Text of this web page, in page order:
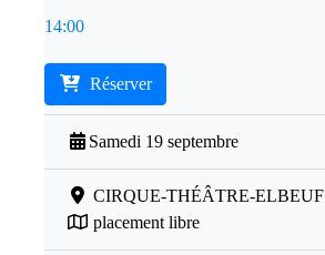
14:00
Réserver
Samedi 19 septembre
CIRQUE-THÉÂTRE-ELBEUF
placement libre